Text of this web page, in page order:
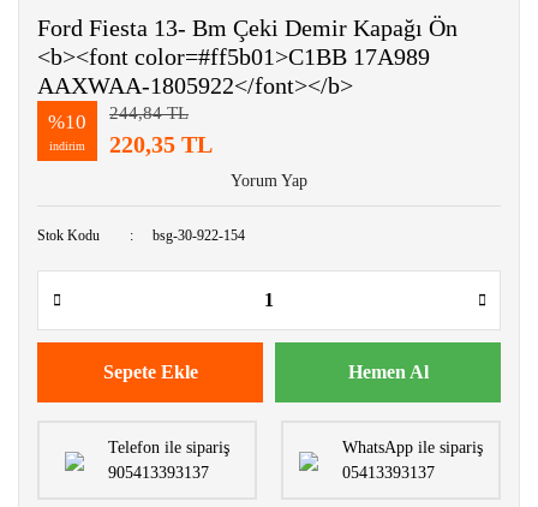
Ford Fiesta 13- Bm Çeki Demir Kapağı Ön
<b><font color=#ff5b01>C1BB 17A989
AAXWAA-1805922</font></b>
%10
indirim
244,84 TL
220,35 TL
Yorum Yap
Stok Kodu bsg-30-922-154
Sepete Ekle Hemen Al
Telefon ile sipariş
905413393137
WhatsApp ile sipariş
05413393137